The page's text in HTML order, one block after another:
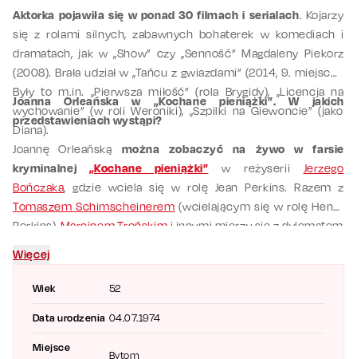
Wiek 52
Data urodzenia 04.07.1974
Miejsce
Bytom
Aktorka pojawiła się w ponad 30 filmach i serialach. Kojarzy
się z rolami silnych, zabawnych bohaterek w komediach i
dramatach, jak w „Show” czy „Senność” Magdaleny Piekorz
(2008). Brała udział w „Tańcu z gwiazdami” (2014, 9. miejsce).
Były to m.in. „Pierwsza miłość” (rola Brygidy), „Licencja na
wychowanie” (w roli Weroniki), „Szpilki na Giewoncie” (jako
Diana).
Joanna Orleańska w „Kochane pieniążki”. W jakich
przedstawieniach wystąpi?
Joannę Orleańską można zobaczyć na żywo
w farsie
kryminalnej „Kochane pieniążki” w reżyserii Jerzego
Bończaka, gdzie wciela się w rolę Jean Perkins. Razem z
Tomaszem Schimscheinerem (wcielającym się w rolę Henry
Perkins), Marcinem Trońskim i innymi mierzy się z dylematem
policjantami i gośćmi. Dynamiczna i zaskakujące zwroty akcji i
błyskotliwe dialogi są gwarantem wieczoru pełnego humoru.
Więcej